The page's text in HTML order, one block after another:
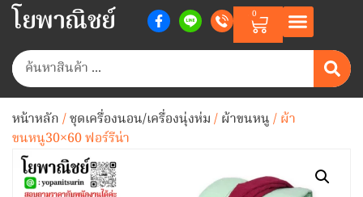
โยพาณิชย์ 0
หน้าหลัก/ชุดเครื่องนอน/เครื่องนุ่งห่ม/ผ้าขนหนู/ ผ้า
ขนหนู30×60 ฟอร์รีน่า